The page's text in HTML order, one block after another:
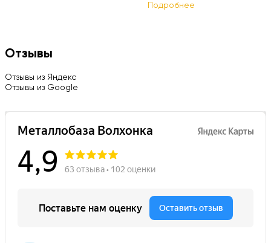
Подробнее
Отзывы
Отзывы из Яндекс
Отзывы из Google